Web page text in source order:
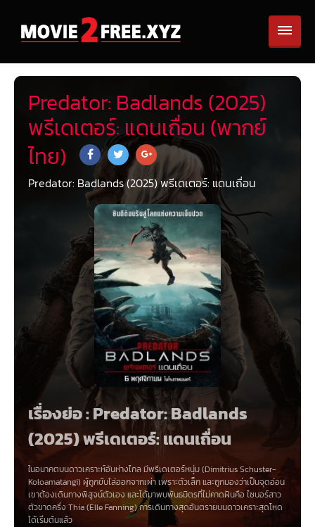
Predator: Badlands (2025)
พรีเดเตอร์: แดนเถื่อน (พากย์
ไทย)
Predator: Badlands (2025) พรีเดเตอร์: แดนเถื่อน
เรื่องย่อ : Predator: Badlands
(2025) พรีเดเตอร์: แดนเถื่อน
ในอนาคตบนดาวเคราะห์อันห่างไกล มีพรีเดเตอร์หนุ่ม (Dimitrius Schuster-
Koloamatangi) ผู้ถูกขับไล่ออกจากเผ่า เพราะตัวเล็ก และถูกมองว่าเป็นจุดอ่อน
เขาต้องเดินทางพิสูจน์ตัวเอง และได้มาพบพันธมิตรที่ไม่คาดฝันคือ ไซบอร์สาว
ตัวขาดครึ่ง Thia (Elle Fanning) การเดินทางสุดอันตรายบนดาวเคราะสุดโหด
ได้เริ่มต้นแล้ว